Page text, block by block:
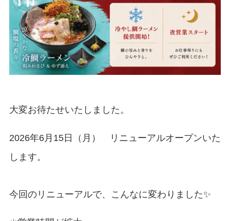
大変お待たせいたしました。
2026年6月15日（月） リニューアルオープンいた
します。
今回のリニューアルで、こんなに変わりました✨